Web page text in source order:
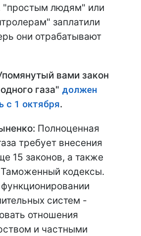
"простым людям" или
заплатили
они отрабатывают
вами закон
газа" должен
с 1 октября.
Полноценная
требует внесения
15 законов, а также
кодексы.
систем -
отношения
и частными